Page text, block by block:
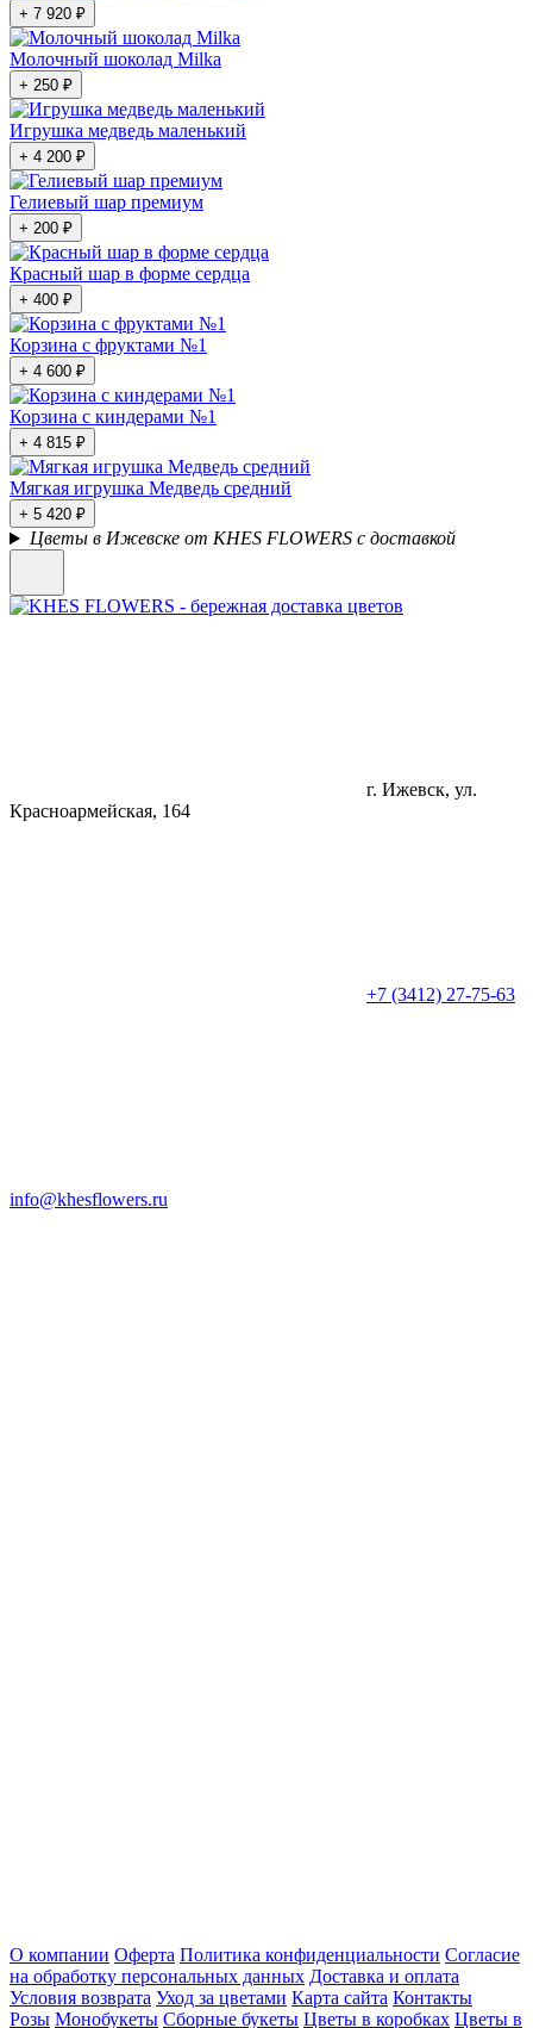
+ 7 920 ₽
Молочный шоколад Milka
+ 250 ₽
Игрушка медведь маленький
+ 4 200 ₽
Гелиевый шар премиум
+ 200 ₽
Красный шар в форме сердца
+ 400 ₽
Корзина с фруктами №1
+ 4 600 ₽
Корзина с киндерами №1
+ 4 815 ₽
Мягкая игрушка Медведь средний
+ 5 420 ₽
Цветы в Ижевске от KHES FLOWERS с доставкой
г. Ижевск, ул.
Красноармейская, 164
+7 (3412) 27-75-63
info@khesflowers.ru
О компании Оферта Политика конфиденциальности Согласие
на обработку персональных данных Доставка и оплата
Условия возврата Уход за цветами Карта сайта Контакты
Розы Монобукеты Сборные букеты Цветы в коробках Цветы в